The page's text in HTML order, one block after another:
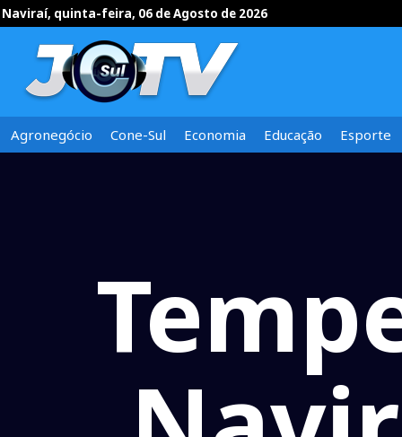
Naviraí, quinta-feira, 06 de Agosto de 2026
Agronegócio Cone-Sul Economia Educação Esporte